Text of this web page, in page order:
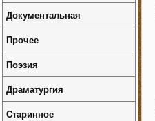
Документальная
Прочее
Поэзия
Драматургия
Старинное